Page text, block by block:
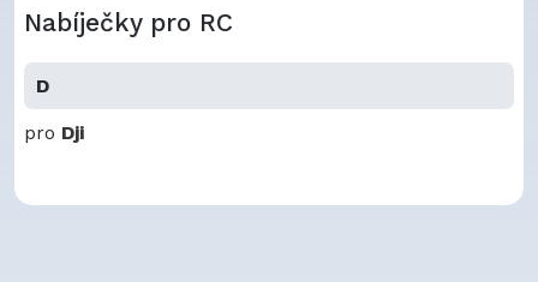
Baterie do elektrického skůtru
Baterie do hotspotů
Baterie do kabelového modemu
Baterie do oblečení
Nabíječky pro RC
D
pro Dji